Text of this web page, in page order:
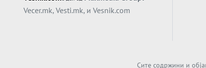
Vecer.mk, Vesti.mk, и Vesnik.com
Сите содржини и